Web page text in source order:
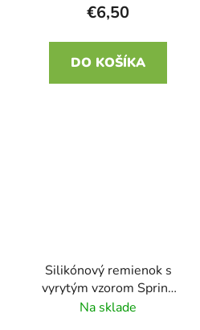
€6,50
DO KOŠÍKA
Silikónový remienok s
vyrytým vzorom Spring
žltá 22mm
Na sklade